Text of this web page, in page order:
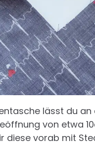
lässt du
von etwa
diese vorab mit